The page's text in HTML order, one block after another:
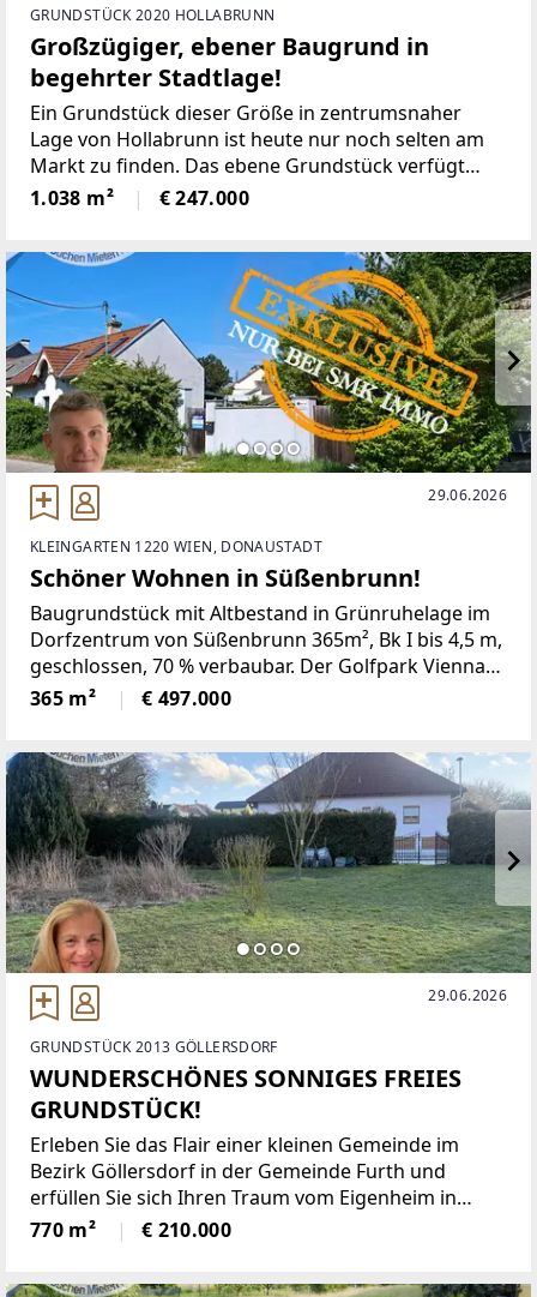
GRUNDSTÜCK 2020 HOLLABRUNN
Großzügiger, ebener Baugrund in
begehrter Stadtlage!
Ein Grundstück dieser Größe in zentrumsnaher
Lage von Hollabrunn ist heute nur noch selten am
Markt zu finden. Das ebene Grundstück verfügt
über eine Straßenfront von ca. 12 Metern und eine
Tiefe von rund 86 Metern und eröffnet dadurch
1.038 m² € 247.000
29.06.2026
KLEINGARTEN 1220 WIEN, DONAUSTADT
Schöner Wohnen in Süßenbrunn!
Baugrundstück mit Altbestand in Grünruhelage im
Dorfzentrum von Süßenbrunn 365m², Bk I bis 4,5 m,
geschlossen, 70 % verbaubar. Der Golfpark Vienna
ist in wenigen Schritten erreichbar, sowie auch
öffentliche Verkehrsmittel, Radwege,
365 m² € 497.000
29.06.2026
GRUNDSTÜCK 2013 GÖLLERSDORF
WUNDERSCHÖNES SONNIGES FREIES
GRUNDSTÜCK!
Erleben Sie das Flair einer kleinen Gemeinde im
Bezirk Göllersdorf in der Gemeinde Furth und
erfüllen Sie sich Ihren Traum vom Eigenheim in
friedlicher, angenehmer Umgebung. Verkauft wird
hier ein schönes, sonniges Grundstück in Furth bei
770 m² € 210.000